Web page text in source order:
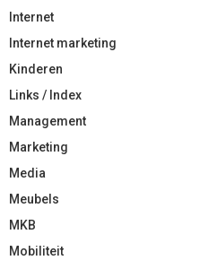
Internet
Internet marketing
Kinderen
Links / Index
Management
Marketing
Media
Meubels
MKB
Mobiliteit